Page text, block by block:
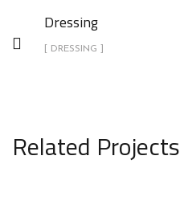
Dressing
[ DRESSING ]
Related Projects